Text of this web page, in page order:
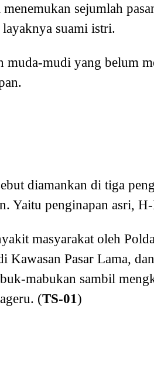
sejumlah
suami istri.
muda-mudi yang belum
diamankan di tiga
Yaitu penginapan asri,
masyarakat oleh
Kawasan Pasar Lama,
mabukan sambil
(TS-01)